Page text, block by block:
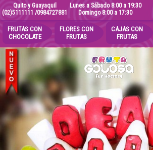
Quito y Guayaquil
(02)5111111 /0984727881
Lunes a Sábado 8:00 a 19:30
Domingo 8:00 a 17:30
FRUTAS CON
CHOCOLATE
FLORES CON
FRUTAS
CAJAS CON
FRUTAS